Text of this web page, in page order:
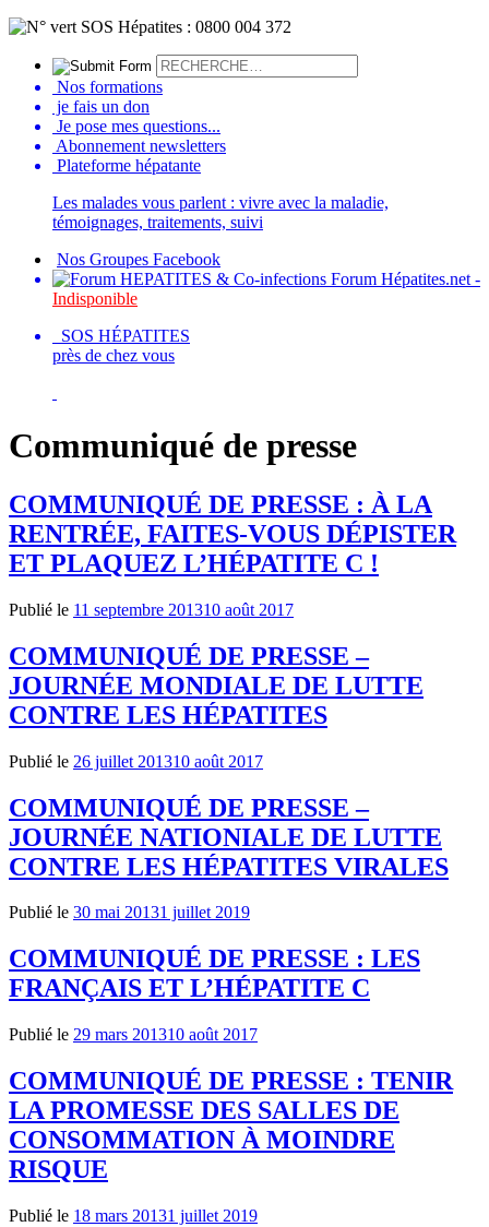
Nos formations
je fais un don
Je pose mes questions...
Abonnement newsletters
Plateforme hépatante
Les malades vous parlent : vivre avec la maladie,
témoignages, traitements, suivi
Nos Groupes Facebook
Forum Hépatites.net -
Indisponible
SOS HÉPATITES
près de chez vous
Communiqué de presse
COMMUNIQUÉ DE PRESSE : À LA
RENTRÉE, FAITES-VOUS DÉPISTER
ET PLAQUEZ L’HÉPATITE C !
Publié le 11 septembre 201310 août 2017
COMMUNIQUÉ DE PRESSE –
JOURNÉE MONDIALE DE LUTTE
CONTRE LES HÉPATITES
Publié le 26 juillet 201310 août 2017
COMMUNIQUÉ DE PRESSE –
JOURNÉE NATIONIALE DE LUTTE
CONTRE LES HÉPATITES VIRALES
Publié le 30 mai 20131 juillet 2019
COMMUNIQUÉ DE PRESSE : LES
FRANÇAIS ET L’HÉPATITE C
Publié le 29 mars 201310 août 2017
COMMUNIQUÉ DE PRESSE : TENIR
LA PROMESSE DES SALLES DE
CONSOMMATION À MOINDRE
RISQUE
Publié le 18 mars 20131 juillet 2019